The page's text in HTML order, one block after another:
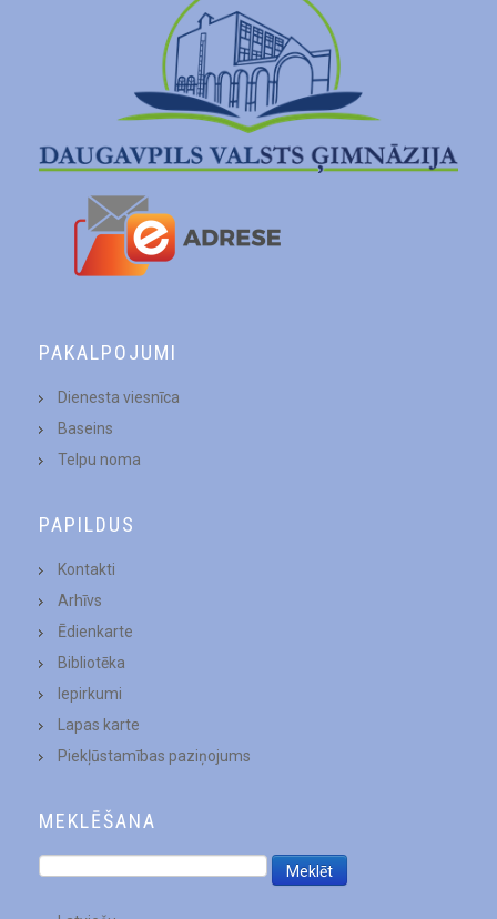
PAKALPOJUMI
Dienesta viesnīca
Baseins
Telpu noma
PAPILDUS
Kontakti
Arhīvs
Ēdienkarte
Bibliotēka
Iepirkumi
Lapas karte
Piekļūstamības paziņojums
MEKLĒŠANA